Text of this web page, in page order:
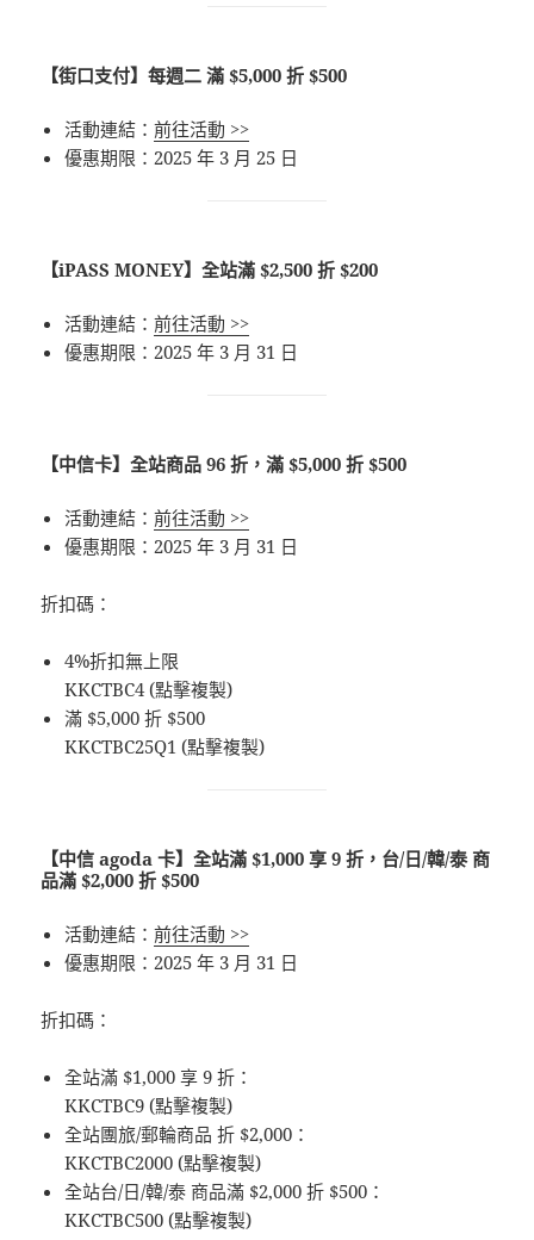
【街口支付】每週二 滿 $5,000 折 $500
活動連結：前往活動 >>
優惠期限：2025 年 3 月 25 日
【iPASS MONEY】全站滿 $2,500 折 $200
活動連結：前往活動 >>
優惠期限：2025 年 3 月 31 日
【中信卡】全站商品 96 折，滿 $5,000 折 $500
活動連結：前往活動 >>
優惠期限：2025 年 3 月 31 日
折扣碼：
4%折扣無上限
KKCTBC4 (點擊複製)
滿 $5,000 折 $500
KKCTBC25Q1 (點擊複製)
【中信 agoda 卡】全站滿 $1,000 享 9 折，台/日/韓/泰 商
品滿 $2,000 折 $500
活動連結：前往活動 >>
優惠期限：2025 年 3 月 31 日
折扣碼：
全站滿 $1,000 享 9 折：
KKCTBC9 (點擊複製)
全站團旅/郵輪商品 折 $2,000：
KKCTBC2000 (點擊複製)
全站台/日/韓/泰 商品滿 $2,000 折 $500：
KKCTBC500 (點擊複製)